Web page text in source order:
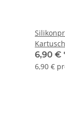
6,90 €
6,90 €